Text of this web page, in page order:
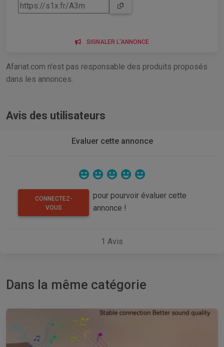
SIGNALER L'ANNONCE
Afariat.com n'est pas responsable des produits proposés
dans les annonces.
Avis des utilisateurs
Evaluer cette annonce
CONNECTEZ-
VOUS
pour pourvoir évaluer cette
annonce !
1 Avis
Dans la même catégorie